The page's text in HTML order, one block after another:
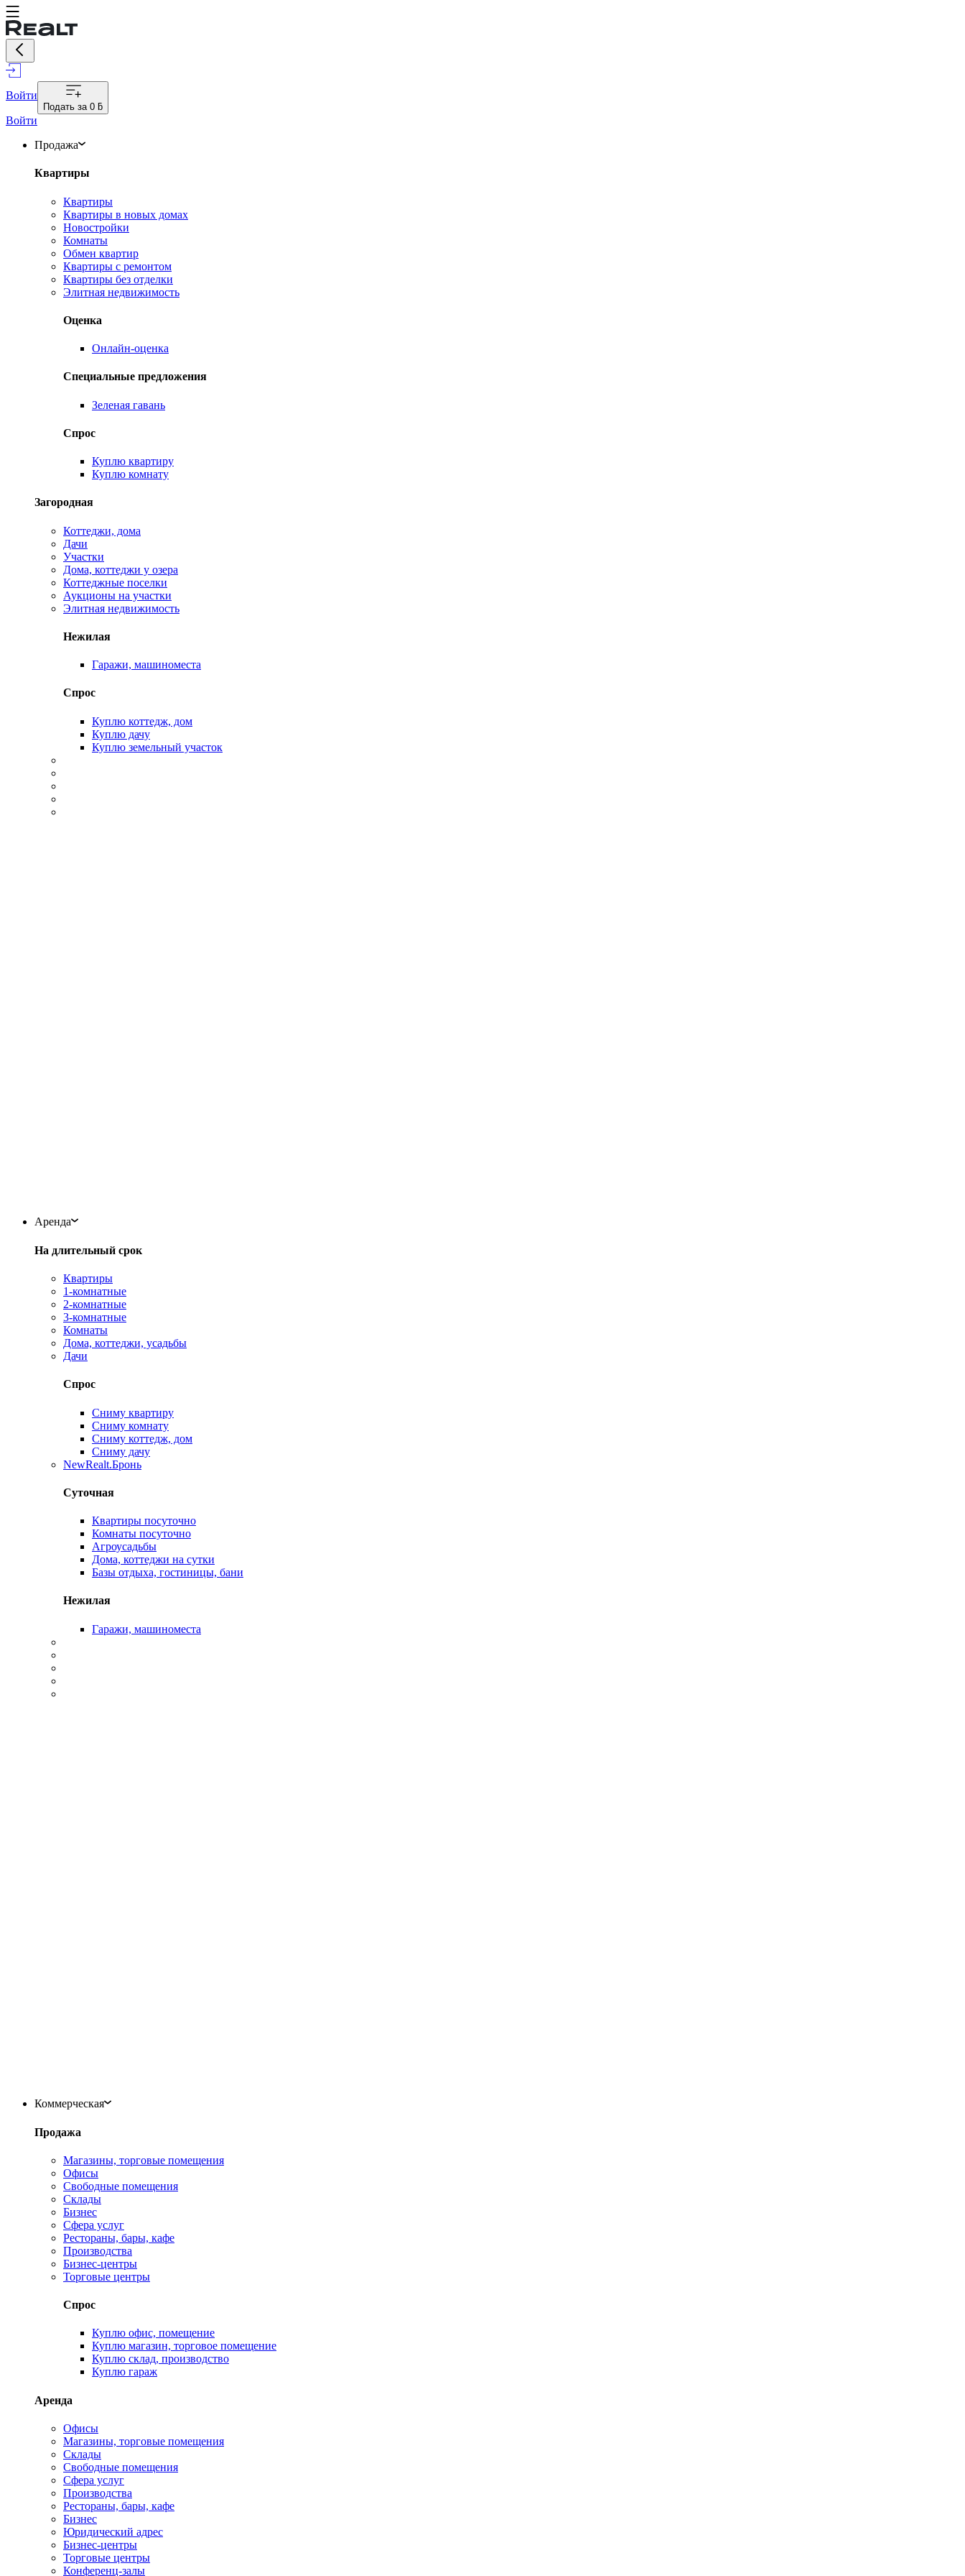
Войти
Подать за 0 ƃ
Войти
Продажа
Квартиры
Квартиры
Квартиры в новых домах
Новостройки
Комнаты
Обмен квартир
Квартиры с ремонтом
Квартиры без отделки
Элитная недвижимость
Оценка
Онлайн-оценка
Специальные предложения
Зеленая гавань
Спрос
Куплю квартиру
Куплю комнату
Загородная
Коттеджи, дома
Дачи
Участки
Дома, коттеджи у озера
Коттеджные поселки
Аукционы на участки
Элитная недвижимость
Нежилая
Гаражи, машиноместа
Спрос
Куплю коттедж, дом
Куплю дачу
Куплю земельный участок
Аренда
На длительный срок
Квартиры
1-комнатные
2-комнатные
3-комнатные
Комнаты
Дома, коттеджи, усадьбы
Дачи
Спрос
Сниму квартиру
Сниму комнату
Сниму коттедж, дом
Сниму дачу
NewRealt.Бронь
Суточная
Квартиры посуточно
Комнаты посуточно
Агроусадьбы
Дома, коттеджи на сутки
Базы отдыха, гостиницы, бани
Нежилая
Гаражи, машиноместа
Коммерческая
Продажа
Магазины, торговые помещения
Офисы
Свободные помещения
Склады
Бизнес
Сфера услуг
Рестораны, бары, кафе
Производства
Бизнес-центры
Торговые центры
Спрос
Куплю офис, помещение
Куплю магазин, торговое помещение
Куплю склад, производство
Куплю гараж
Аренда
Офисы
Магазины, торговые помещения
Склады
Свободные помещения
Сфера услуг
Производства
Рестораны, бары, кафе
Бизнес
Юридический адрес
Бизнес-центры
Торговые центры
Конференц-залы